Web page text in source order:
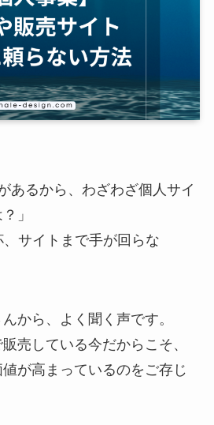
あるから、わざわざ個人サイ
」
、サイトまで手が回らな
から、よく聞く声です。
売している今だからこそ、
が高まっているのをご存じ